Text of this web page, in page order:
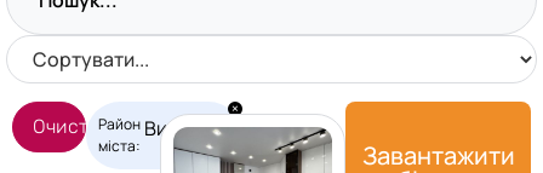
Очистити фільтри
Район
міста:
Виставка
×
Завантажити